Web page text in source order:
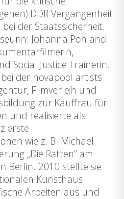
DDR Vergangenheit
der Staatssicherheit.
Johanna Pohland
Social Justice Trainerin.
der novapool artists
Filmverleih und -
zur Kauffrau für
und realisierte als
erste
wie z. B. Michael
„Die Ratten“ am
Berlin. 2010 stellte sie
Kunsthaus
Arbeiten aus und